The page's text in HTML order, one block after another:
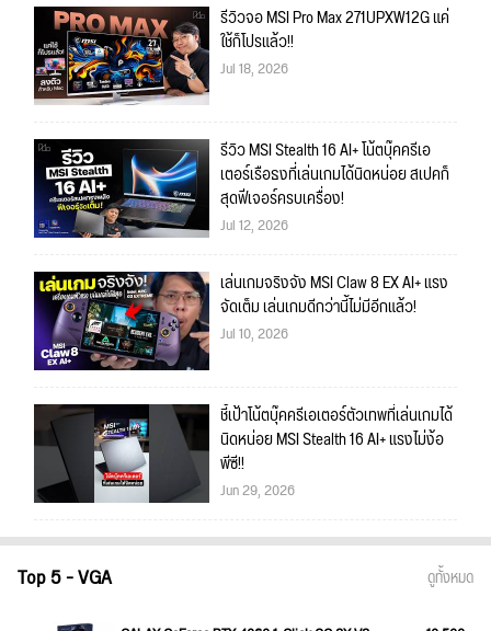
รีวิวจอ MSI Pro Max 271UPXW12G แค่
ใช้ก็โปรแล้ว!!
Jul 18, 2026
รีวิว MSI Stealth 16 AI+ โน้ตบุ๊คครีเอ
เตอร์เรือธงที่เล่นเกมได้นิดหน่อย สเปคก็
สุดฟีเจอร์ครบเครื่อง!
Jul 12, 2026
เล่นเกมจริงจัง MSI Claw 8 EX AI+ แรง
จัดเต็ม เล่นเกมดีกว่านี้ไม่มีอีกแล้ว!
Jul 10, 2026
ชี้เป้าโน้ตบุ๊คครีเอเตอร์ตัวเทพที่เล่นเกมได้
นิดหน่อย MSI Stealth 16 AI+ แรงไม่ง้อ
พีซี!!
Jun 29, 2026
Top 5 - VGA ดูทั้งหมด